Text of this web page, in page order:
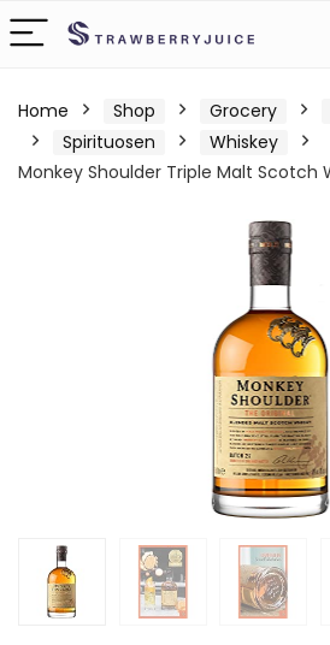
Home Shop Grocery
Spirituosen
Whiskey
Monkey Shoulder Triple Malt Scotch